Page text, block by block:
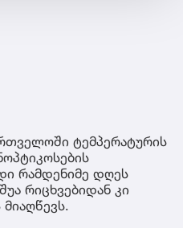
ტემპერატურის
რამდენიმე დღეს
რიცხვებიდან კი